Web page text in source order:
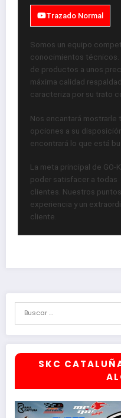
Trazado Normal
Somos un equipo
conocimientos técnicos.
de productos a unos
máxima calidad
caracteriza por su trato
Nos encantará
opciones a su
encontrará lo que está
La meta principal de GO-
poder satisfacer a
clientes. Nuestros
experiencia y un
cliente.
SKC